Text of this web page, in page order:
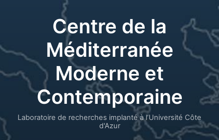
Centre de la
Méditerranée
Moderne et
Contemporaine
Laboratoire de recherches implanté à l’Université Côte
d'Azur